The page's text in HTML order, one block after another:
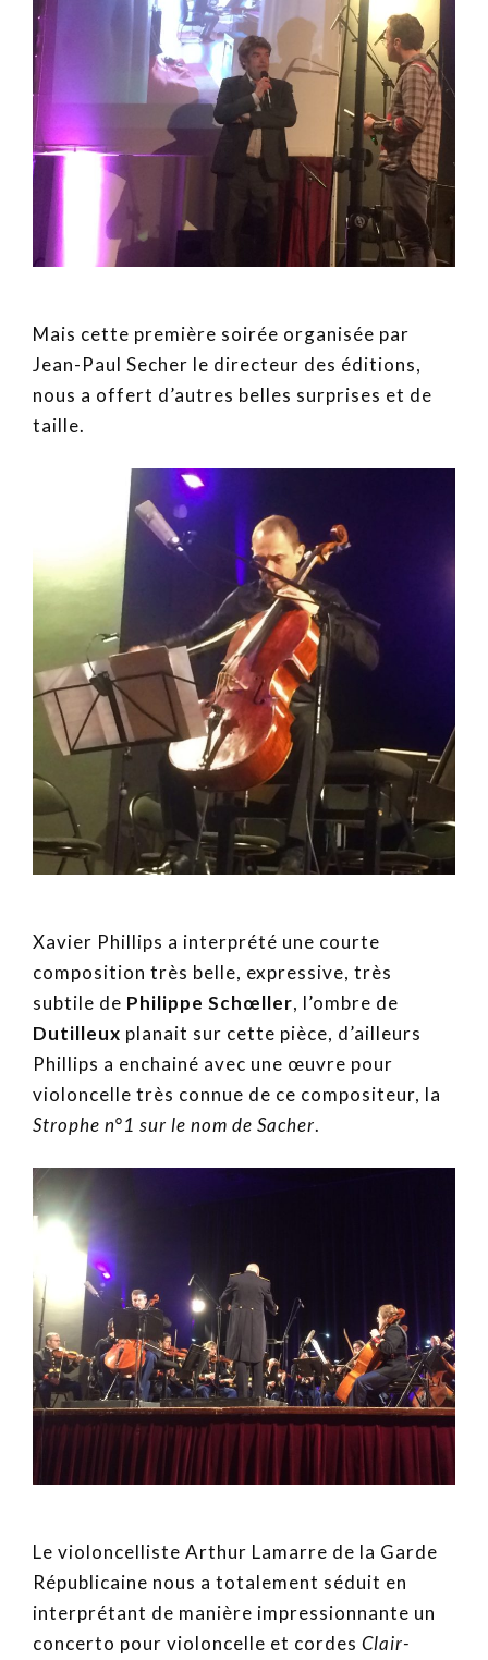
Mais cette première soirée organisée par
Jean-Paul Secher le directeur des éditions,
nous a offert d’autres belles surprises et de
taille.
Xavier Phillips a interprété une courte
composition très belle, expressive, très
subtile de Philippe Schœller, l’ombre de
Dutilleux planait sur cette pièce, d’ailleurs
Phillips a enchainé avec une œuvre pour
violoncelle très connue de ce compositeur, la
Strophe n°1 sur le nom de Sacher.
Le violoncelliste Arthur Lamarre de la Garde
Républicaine nous a totalement séduit en
interprétant de manière impressionnante un
concerto pour violoncelle et cordes Clair-